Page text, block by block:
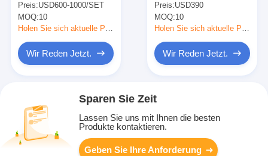
Point IR Infrarot
Keramik 96 Zoll Smart
Boards Lautsprecher
Projektor Boards für
die Universität Schule
Preis:USD600-1000/SET
MOQ:10
Holen Sie sich aktuelle Preis
Wir Reden Jetzt.
einer intelligenten
Version Brett-
Androids 6,0
Preis:USD390
MOQ:10
Holen Sie sich aktuelle Preis
Wir Reden Jetzt.
Sparen Sie Zeit
Lassen Sie uns mit Ihnen die besten
Produkte kontaktieren.
Geben Sie Ihre Anforderung